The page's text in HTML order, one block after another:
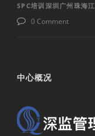
SPC培训深圳广州珠海
0 Comment
中心概况